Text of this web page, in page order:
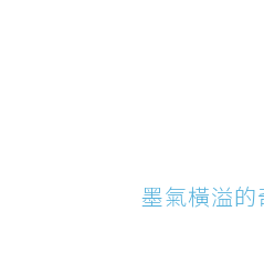
墨氣橫溢的